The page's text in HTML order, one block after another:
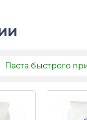
Паста быстрого